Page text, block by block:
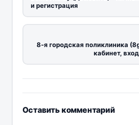
и регистрация
8-я городская поликлиника
кабинет,
Оставить комментарий